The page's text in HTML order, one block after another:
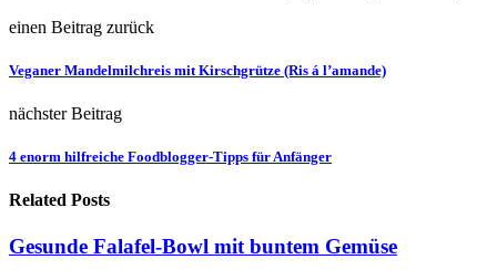
einen Beitrag zurück
Veganer Mandelmilchreis mit Kirschgrütze (Ris á l’amande)
nächster Beitrag
4 enorm hilfreiche Foodblogger-Tipps für Anfänger
Related Posts
Gesunde Falafel-Bowl mit buntem Gemüse